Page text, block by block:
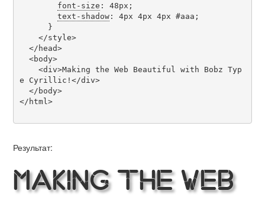
font-size : 48px;
text-shadow: 4px 4px 4px #aaa;
e Cyrillic!</div>
</html>
Результат:
Making the Web